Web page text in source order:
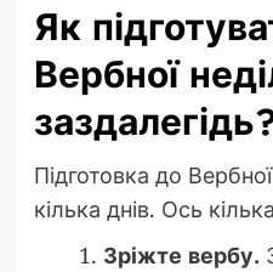
Як
Вербної
Підготовка до
кілька днів. Ось
Зріжте вербу.